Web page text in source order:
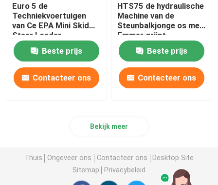
Euro 5 de
Techniekvoertuigen
van Ce EPA Mini Skid
Steer Loader
Multifunctional
Beste prijs
Contacteer ons
HTS75 de hydraulische
Machine van de
Steunbalkjonge os met
Emmer grijpt
Gehechtheid vast
Beste prijs
Contacteer ons
Bekijk meer
Thuis Ongeveer ons Contacteer ons
Desktop Site
Sitemap
Privacybeleid